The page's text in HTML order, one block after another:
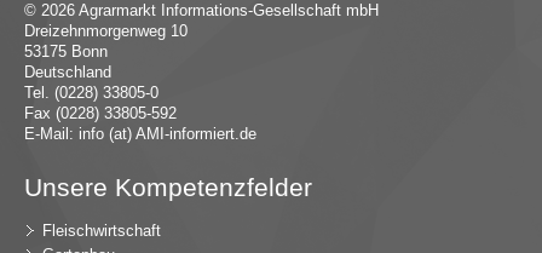
© 2026 Agrarmarkt Informations-Gesellschaft mbH
Dreizehnmorgenweg 10
53175 Bonn
Deutschland
Tel. (0228) 33805-0
Fax (0228) 33805-592
E-Mail: info (at) AMI-informiert.de
Unsere Kompetenzfelder
Fleischwirtschaft